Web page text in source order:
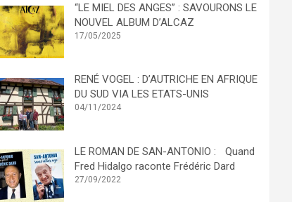
“LE MIEL DES ANGES” : SAVOURONS LE
NOUVEL ALBUM D’ALCAZ
17/05/2025
RENÉ VOGEL : D’AUTRICHE EN AFRIQUE
DU SUD VIA LES ETATS-UNIS
04/11/2024
LE ROMAN DE SAN-ANTONIO : Quand
Fred Hidalgo raconte Frédéric Dard
27/09/2022